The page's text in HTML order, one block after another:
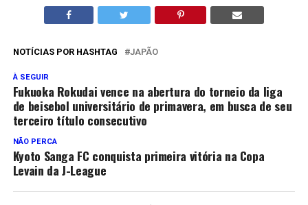
NOTÍCIAS POR HASHTAG JAPÃO
À SEGUIR
Fukuoka Rokudai vence na abertura do torneio da liga
de beisebol universitário de primavera, em busca de seu
terceiro título consecutivo
NÃO PERCA
Kyoto Sanga FC conquista primeira vitória na Copa
Levain da J-League